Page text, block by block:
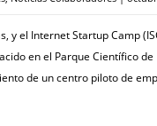
y el Internet Startup Camp
en el Parque Científico
de un centro piloto de